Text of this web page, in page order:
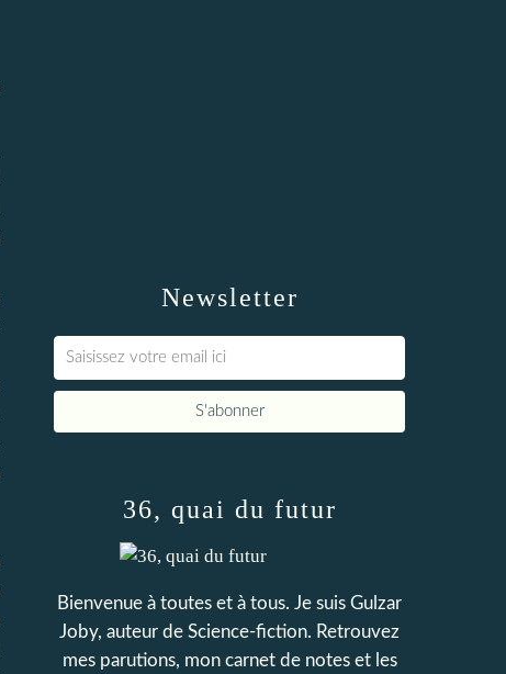
Newsletter
36, quai du futur
Bienvenue à toutes et à tous. Je suis Gulzar
Joby, auteur de Science-fiction. Retrouvez
mes parutions, mon carnet de notes et les